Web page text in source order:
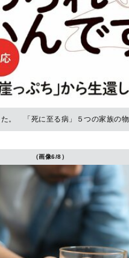
。 「死に至る病」５つの家族の
（画像6/8）